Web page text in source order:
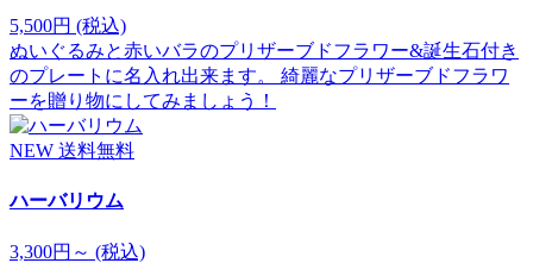
5,500円 (税込)
ぬいぐるみと赤いバラのプリザーブドフラワー&誕生石付き
のプレートに名入れ出来ます。 綺麗なプリザーブドフラワ
ーを贈り物にしてみましょう！
NEW 送料無料
ハーバリウム
3,300円～ (税込)